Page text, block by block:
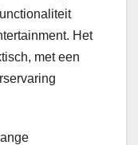
Het
met een